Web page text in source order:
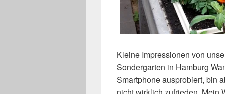
Kleine Impressionen von
Sondergarten in Hamburg
Smartphone ausprobiert, bin